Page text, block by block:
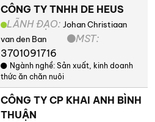
CÔNG TY TNHH DE HEUS
LÃNH ĐẠO: Johan Christiaan
van den Ban
MST:
3701091716
Ngành nghề: Sản xuất, kinh doanh
thức ăn chăn nuôi
CÔNG TY CP KHAI ANH BÌNH
THUẬN